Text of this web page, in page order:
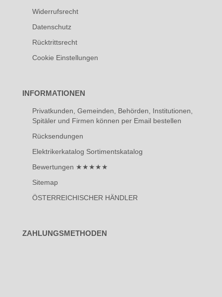
Widerrufsrecht
Datenschutz
Rücktrittsrecht
Cookie Einstellungen
INFORMATIONEN
Privatkunden, Gemeinden, Behörden, Institutionen,
Spitäler und Firmen können per Email bestellen
Rücksendungen
Elektrikerkatalog Sortimentskatalog
Bewertungen ★★★★★
Sitemap
ÖSTERREICHISCHER HÄNDLER
ZAHLUNGSMETHODEN